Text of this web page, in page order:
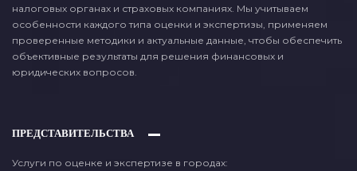
налоговых органах и страховых компаниях. Мы учитываем
особенности каждого типа оценки и экспертизы, применяем
проверенные методики и актуальные данные, чтобы обеспечить
объективные результаты для решения финансовых и
юридических вопросов.
ПРЕДСТАВИТЕЛЬСТВА
Услуги по оценке и экспертизе в городах: